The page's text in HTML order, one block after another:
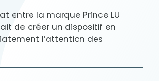
entre la marque Prince LU
de créer un dispositif en
l’attention des